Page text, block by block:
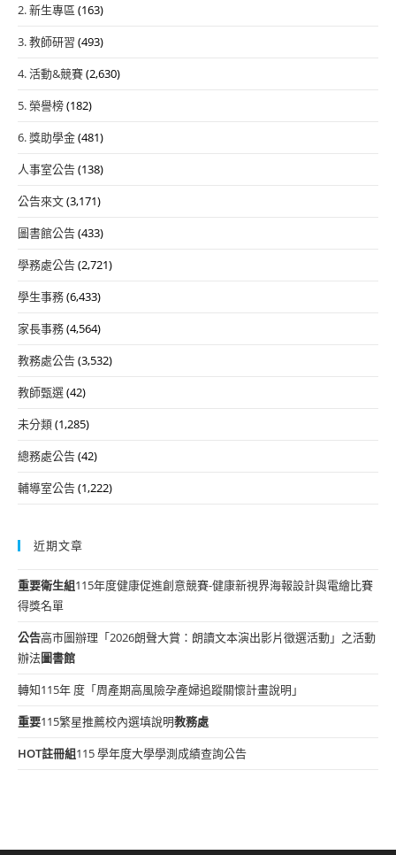
2. 新生專區 (163)
3. 教師研習 (493)
4. 活動&競賽(2,630)
5. 榮譽榜(182)
6. 獎助學金(481)
人事室公告(138)
公告來文(3,171)
圖書館公告(433)
學務處公告(2,721)
學生事務(6,433)
家長事務(4,564)
教務處公告(3,532)
教師甄選(42)
未分類(1,285)
總務處公告(42)
輔導室公告(1,222)
近期文章
重要衛生組115年度健康促進創意競賽-健康新視界海報設計與電繪比賽
得獎名單
公告高市圖辦理「2026朗聲大賞：朗讀文本演出影片徵選活動」之活動
辦法圖書館
轉知115年 度「周產期高風險孕產婦追蹤關懷計畫說明」
重要115繁星推薦校內選填說明教務處
HOT註冊組115 學年度大學學測成績查詢公告